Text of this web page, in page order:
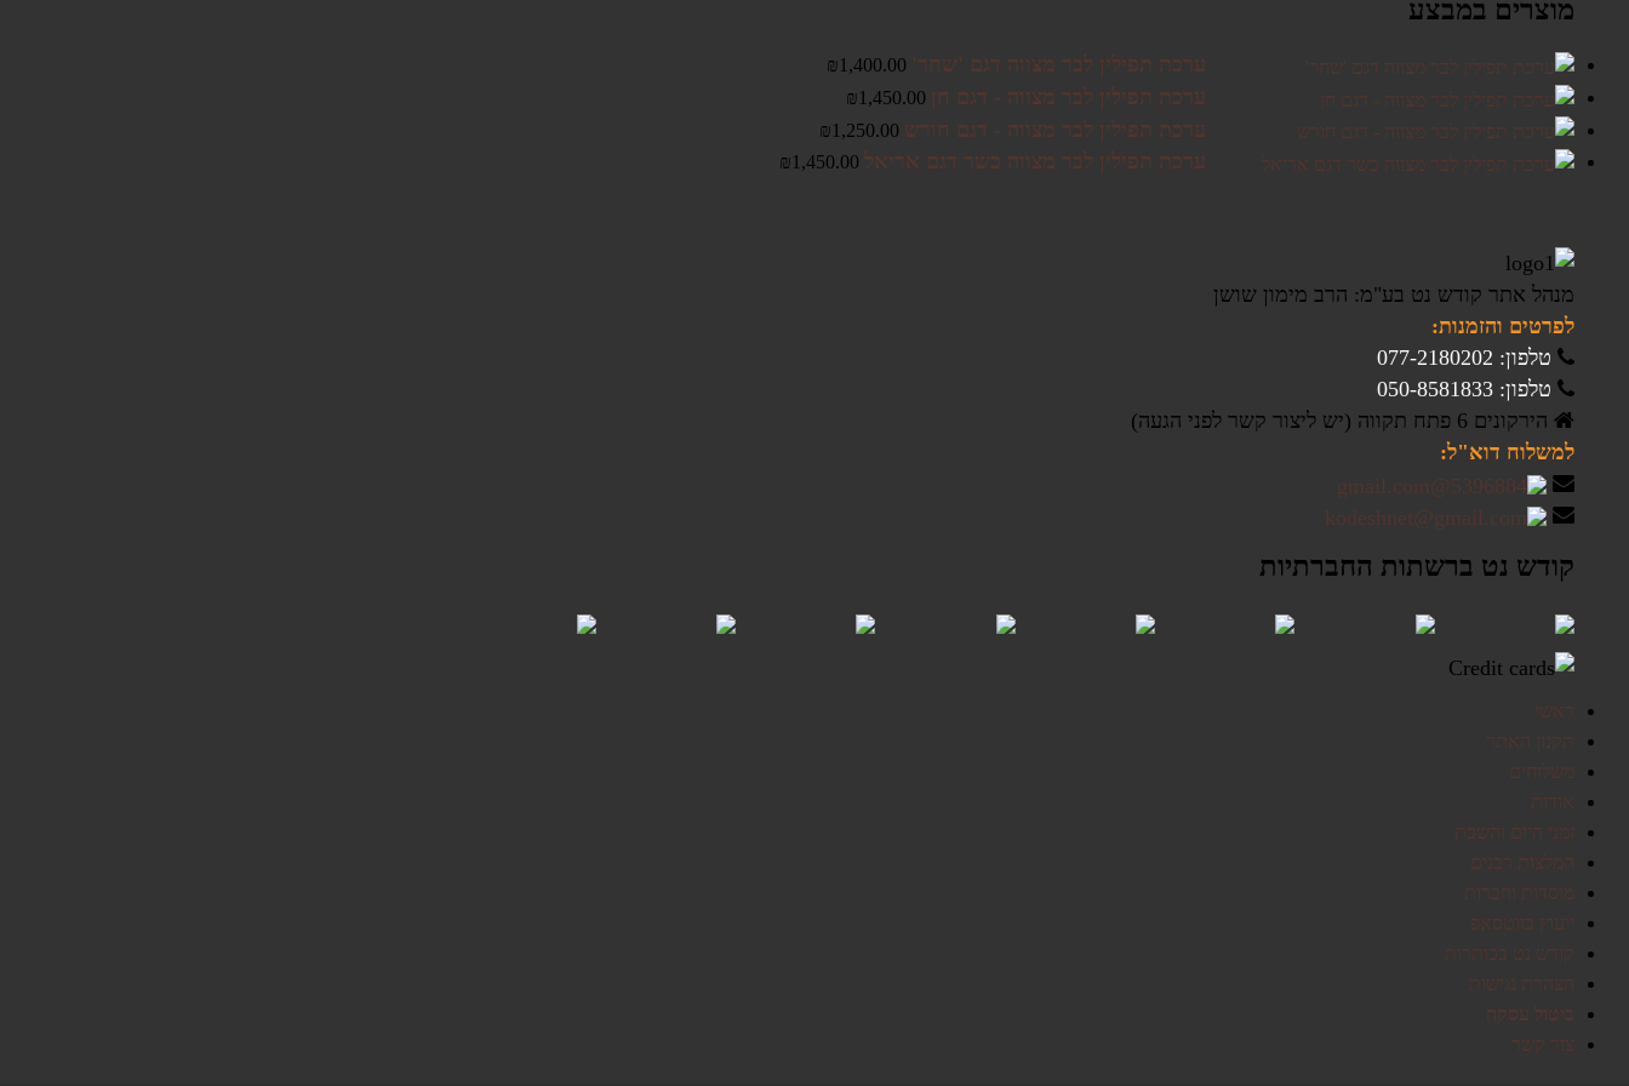
מוצרים במבצע
ערכת תפילין לבר מצווה דגם 'שחר' ₪1,400.00
ערכת תפילין לבר מצווה - דגם חן ₪1,450.00
ערכת תפילין לבר מצווה - דגם חורש ₪1,250.00
ערכת תפילין לבר מצווה כשר דגם אריאל ₪1,450.00
מנהל אתר קודש נט בע"מ: הרב מימון שושן
לפרטים והזמנות:
טלפון: 077-2180202
טלפון: 050-8581833
הירקונים 6 פתח תקווה (יש ליצור קשר לפני הגעה)
למשלוח דוא"ל:
קודש נט ברשתות החברתיות
ראשי
תקנון האתר
משלוחים
אודות
זמני היום והשבת
המלצות רבנים
מוסדות וחברות
ייעוץ בווטסאפ
קודש נט בכותרות
הצהרת נגישות
ביטול עסקה
צור קשר